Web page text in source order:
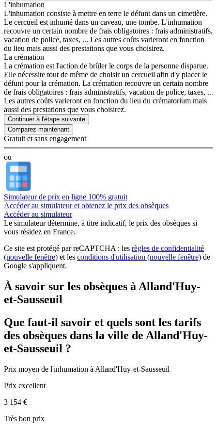
L'inhumation
L'inhumation consiste à mettre en terre le défunt dans un cimetière.
Le cercueil est inhumé dans un caveau, une tombe. L'inhumation
recouvre un certain nombre de frais obligatoires : frais administratifs,
vacation de police, taxes, ... Les autres coûts varieront en fonction
du lieu mais aussi des prestations que vous choisirez.
La crémation
La crémation est l'action de brûler le corps de la personne disparue.
Elle nécessite tout de même de choisir un cercueil afin d'y placer le
défunt pour la crémation. La crémation recouvre un certain nombre
de frais obligatoires : frais administratifs, vacation de police, taxes, ...
Les autres coûts varieront en fonction du lieu du crématorium mais
aussi des prestations que vous choisirez.
Continuer à l'étape suivante
Gratuit et sans engagement
ou
Simulateur de prix en ligne 100% gratuit
Accéder au simulateur et obtenez le prix des obsèques
Accéder au simulateur
Le simulateurdétermine, à titre indicatif, le prix des obsèques si
vous résidez en France.
Ce site est protégé par reCAPTCHA : les règles de confidentialité
(nouvelle fenêtre) et les conditions d'utilisation (nouvelle fenêtre) de
Google s'appliquent.
À savoir sur les obsèques à Alland'Huy-
et-Sausseuil
Que faut-il savoir et quels sont les tarifs
des obsèques dans la ville de Alland'Huy-
et-Sausseuil ?
Prix moyen de l'inhumation à Alland'Huy-et-Sausseuil
Prix excellent
3 154 €
Très bon prix